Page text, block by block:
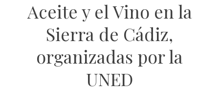
Aceite y el Vino en la
Sierra de Cádiz,
organizadas por la
UNED